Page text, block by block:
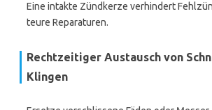
Eine intakte Zündkerze verhindert
teure Reparaturen.
Rechtzeitiger Austausch von
Klingen